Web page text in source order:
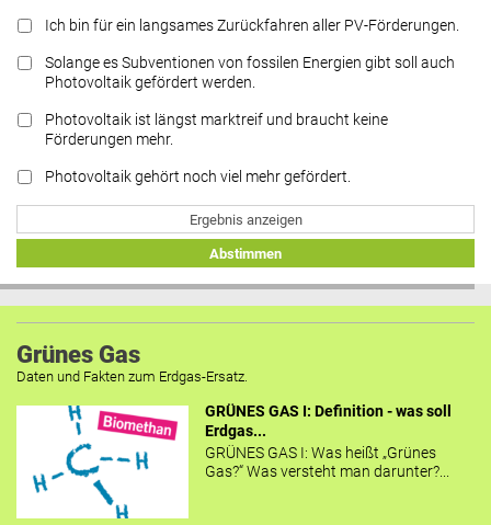
Ich bin für ein langsames Zurückfahren aller PV-Förderungen.
Solange es Subventionen von fossilen Energien gibt soll auch
Photovoltaik gefördert werden.
Photovoltaik ist längst marktreif und braucht keine
Förderungen mehr.
Photovoltaik gehört noch viel mehr gefördert.
Ergebnis anzeigen
Abstimmen
Grünes Gas
Daten und Fakten zum Erdgas-Ersatz.
GRÜNES GAS I: Definition - was soll
Erdgas...
GRÜNES GAS I: Was heißt „Grünes
Gas?“ Was versteht man darunter?...